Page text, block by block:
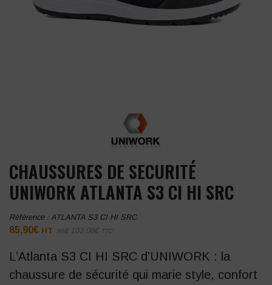
CHAUSSURES DE SECURITÉ
UNIWORK ATLANTA S3 CI HI SRC
Référence : ATLANTA S3 CI HI SRC
85,90€ HT soit 103,08€ TTC
L’Atlanta S3 CI HI SRC d’UNIWORK : la
chaussure de sécurité qui marie style, confort